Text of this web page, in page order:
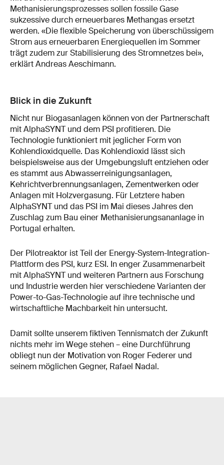
Methanisierungsprozesses sollen fossile Gase
sukzessive durch erneuerbares Methangas ersetzt
werden. «Die flexible Speicherung von überschüssigem
Strom aus erneuerbaren Energiequellen im Sommer
trägt zudem zur Stabilisierung des Stromnetzes bei»,
erklärt Andreas Aeschimann.
Blick in die Zukunft
Nicht nur Biogasanlagen können von der Partnerschaft
mit AlphaSYNT und dem PSI profitieren. Die
Technologie funktioniert mit jeglicher Form von
Kohlendioxidquelle. Das Kohlendioxid lässt sich
beispielsweise aus der Umgebungsluft entziehen oder
es stammt aus Abwasserreinigungsanlagen,
Kehrichtverbrennungsanlagen, Zementwerken oder
Anlagen mit Holzvergasung. Für Letztere haben
AlphaSYNT und das PSI im Mai dieses Jahres den
Zuschlag zum Bau einer Methanisierungsananlage in
Portugal erhalten.
Der Pilotreaktor ist Teil der Energy-System-Integration-
Plattform des PSI, kurz ESI. In enger Zusammenarbeit
mit AlphaSYNT und weiteren Partnern aus Forschung
und Industrie werden hier verschiedene Varianten der
Power-to-Gas-Technologie auf ihre technische und
wirtschaftliche Machbarkeit hin untersucht.
Damit sollte unserem fiktiven Tennismatch der Zukunft
nichts mehr im Wege stehen – eine Durchführung
obliegt nun der Motivation von Roger Federer und
seinem möglichen Gegner, Rafael Nadal.